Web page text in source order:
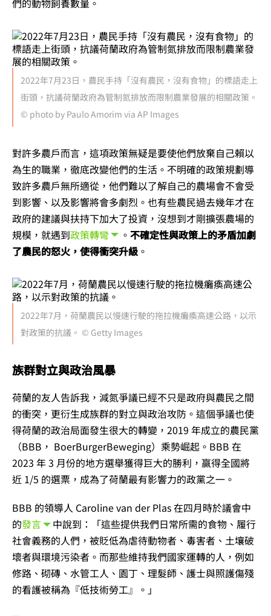
2022年7月23日，農民手持「沒有農民，沒有食物」的標語走上
街頭，抗議荷蘭政府為管制氮排放而限制農業發展的相關政策。
© photo by Paulo Amorim via AP Images
對許多農戶而言，這項政策無疑是要使他們放棄自己賴以
為生的職業，徹底改變他們的生活。 不明確的政策規劃導
致許多農戶無所適從，他們難以了解自己的農場會不會受
到影響、以及影響將會多劇烈。 也有些農民過去幾年才在
政府的建議與扶持下加大了投資 ，沒想到才剛擴張農場的
規模，就遇到政策轉彎 。不確定性與政策上的矛盾加劇
了農民的怒火，使得衝突升級 。
2022年7月，荷蘭農民以慢速行駛的拖拉機癱瘓高速公路，以示
對政策的抗議。 © Getty Images
族群對立與政治風暴
荷蘭的友人告訴我，減氮爭議已經不只是政府與農民之間
的衝突，更衍生成族群的對立與政治攻防。這個爭議也使
得荷蘭的政治局面發生很大的轉變，2019 年成立的農民黨
（BBB， BoerBurgerBeweging）乘勢崛起。BBB 在
2023 年 3 月份的地方選舉獲得巨大的勝利，贏得全國將
近 1/5 的選票，成為了荷蘭最有影響力的政黨之一。
BBB 的領導人 Caroline van der Plas 在四月時於議會中
的發言
中說到：「這些提供我們日常所需的食物、履行
社會義務的人們，被貶低為虐待動物者、毒害者、土壤破
壞者與環境污染者。而那些維持我們國家運轉的人，例如
修路、砌磚、水管工人、園丁、理髮師、護士與照護傷殘
的看護被稱為『低技術勞工』。」